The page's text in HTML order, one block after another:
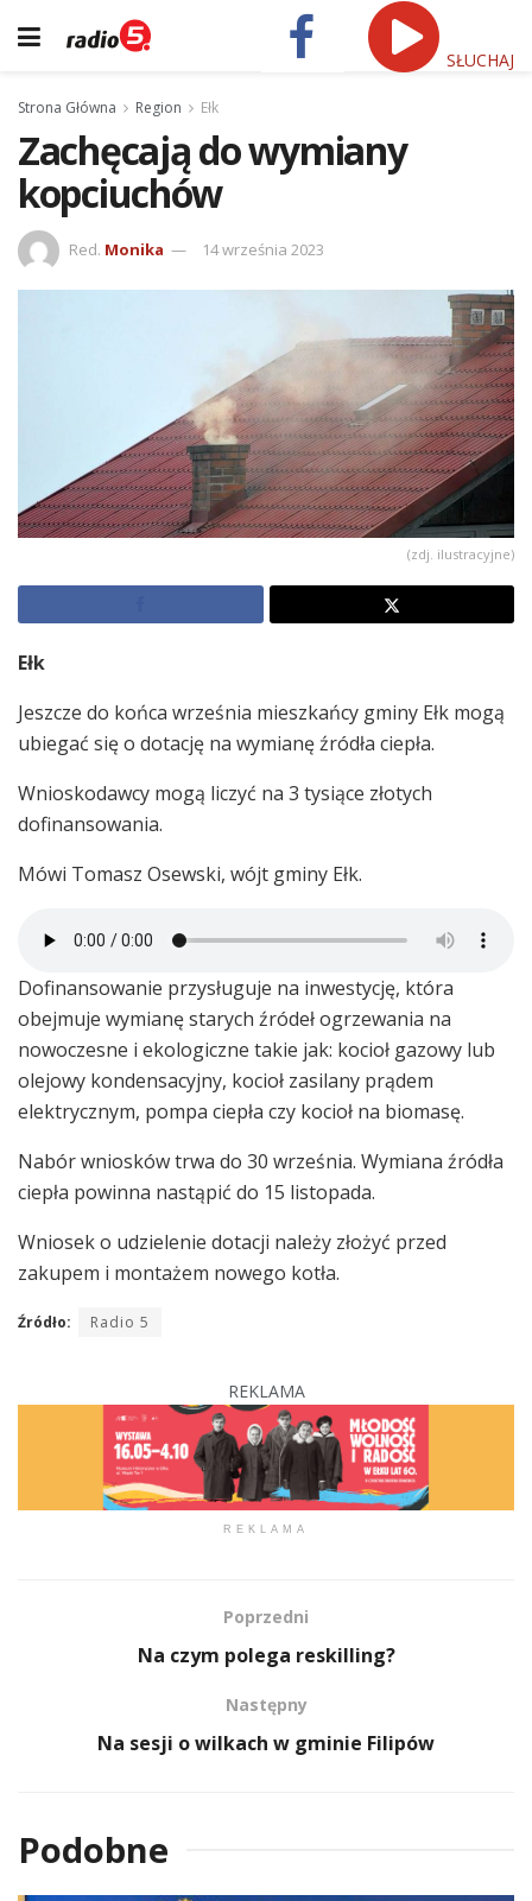
SŁUCHAJ
Strona Główna Region Ełk
Zachęcają do wymiany
kopciuchów
Red. Monika 14 września 2023
(zdj. ilustracyjne)
Ełk
Jeszcze do końca września mieszkańcy gminy Ełk mogą
ubiegać się o dotację na wymianę źródła ciepła.
Wnioskodawcy mogą liczyć na 3 tysiące złotych
dofinansowania.
Mówi Tomasz Osewski, wójt gminy Ełk.
Dofinansowanie przysługuje na inwestycję, która
obejmuje wymianę starych źródeł ogrzewania na
nowoczesne i ekologiczne takie jak: kocioł gazowy lub
olejowy kondensacyjny, kocioł zasilany prądem
elektrycznym, pompa ciepła czy kocioł na biomasę.
Nabór wniosków trwa do 30 września. Wymiana źródła
ciepła powinna nastąpić do 15 listopada.
Wniosek o udzielenie dotacji należy złożyć przed
zakupem i montażem nowego kotła.
Źródło: Radio 5
REKLAMA
REKLAMA
Poprzedni
Na czym polega reskilling?
Następny
Na sesji o wilkach w gminie Filipów
Podobne